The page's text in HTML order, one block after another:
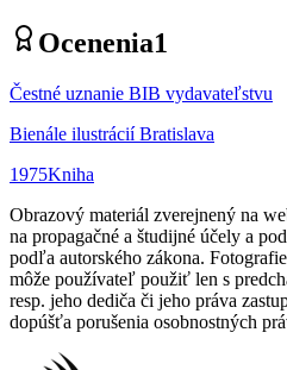
Ocenenia1
Čestné uznanie BIB vydavateľstvu
Bienále ilustrácií Bratislava
1975Kniha
Obrazový materiál zverejnený na
na propagačné a študijné účely a
podľa autorského zákona.
môže používateľ použiť len s
resp. jeho dediča či jeho práva
dopúšťa porušenia osobnostných